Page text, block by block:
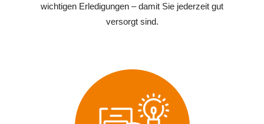
wichtigen Erledigungen – damit Sie jederzeit gut
versorgt sind.